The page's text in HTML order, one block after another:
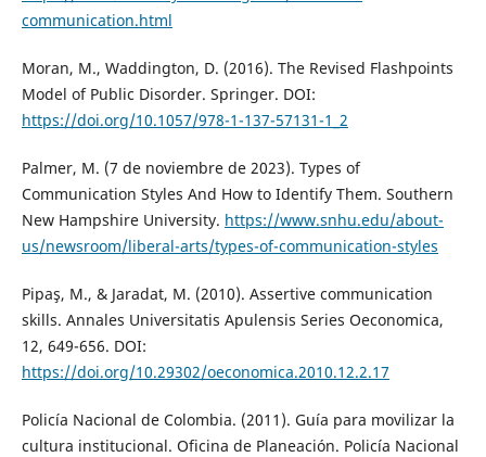
communication.html
Moran, M., Waddington, D. (2016). The Revised Flashpoints
Model of Public Disorder. Springer. DOI:
https://doi.org/10.1057/978-1-137-57131-1_2
Palmer, M. (7 de noviembre de 2023). Types of
Communication Styles And How to Identify Them. Southern
New Hampshire University. https://www.snhu.edu/about-
us/newsroom/liberal-arts/types-of-communication-styles
Pipaş, M., & Jaradat, M. (2010). Assertive communication
skills. Annales Universitatis Apulensis Series Oeconomica,
12, 649-656. DOI:
https://doi.org/10.29302/oeconomica.2010.12.2.17
Policía Nacional de Colombia. (2011). Guía para movilizar la
cultura institucional. Oficina de Planeación. Policía Nacional